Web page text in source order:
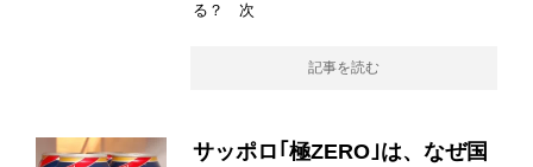
る？ 次
記事を読む
サッポロ｢極ZERO｣は、なぜ国